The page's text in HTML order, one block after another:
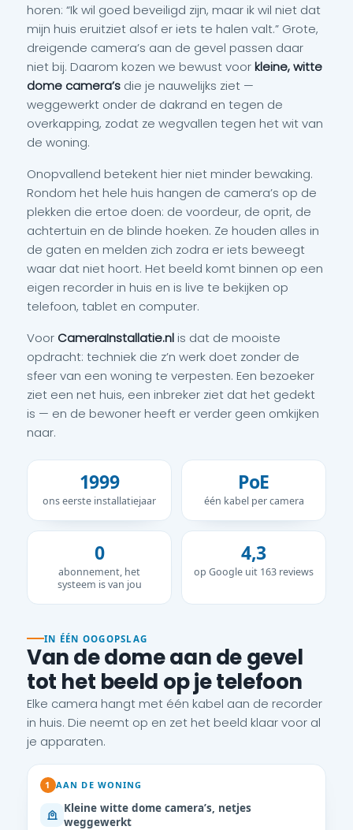
horen: “Ik wil goed beveiligd zijn, maar ik wil niet dat
mijn huis eruitziet alsof er iets te halen valt.” Grote,
dreigende camera’s aan de gevel passen daar
niet bij. Daarom kozen we bewust voorkleine, witte
dome camera’s die je nauwelijks ziet —
weggewerkt onder de dakrand en tegen de
overkapping, zodat ze wegvallen tegen het wit van
de woning.
Onopvallend betekent hier niet minder bewaking.
Rondom het hele huis hangen de camera’s op de
plekken die ertoe doen: de voordeur, de oprit, de
achtertuin en de blinde hoeken. Ze houden alles in
de gaten en melden zich zodra er iets beweegt
waar dat niet hoort. Het beeld komt binnen op een
eigen recorder in huis en is live te bekijken op
telefoon, tablet en computer.
Voor CameraInstallatie.nl is dat de mooiste
opdracht: techniek die z’n werk doet zonder de
sfeer van een woning te verpesten. Een bezoeker
ziet een net huis, een inbreker ziet dat het gedekt
is — en de bewoner heeft er verder geen omkijken
naar.
1999
ons eerste installatiejaar
PoE
één kabel per camera
0
abonnement, het
systeem is van jou
4,3
op Google uit 163 reviews
IN ÉÉN OOGOPSLAG
Van de dome aan de gevel
tot het beeld op je telefoon
Elke camera hangt met één kabel aan de recorder
in huis. Die neemt op en zet het beeld klaar voor al
je apparaten.
1 AAN DE WONING
Kleine witte dome camera’s, netjes
weggewerkt